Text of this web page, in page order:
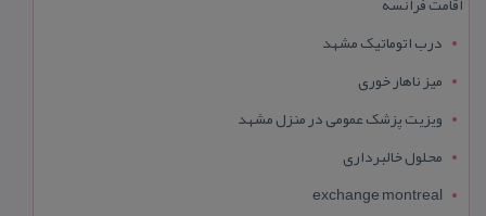
درب اتوماتیک مشهد
میز ناهار خوری
ویزیت پزشک عمومی در منزل مشهد
محلول خالبرداری
exchange montreal